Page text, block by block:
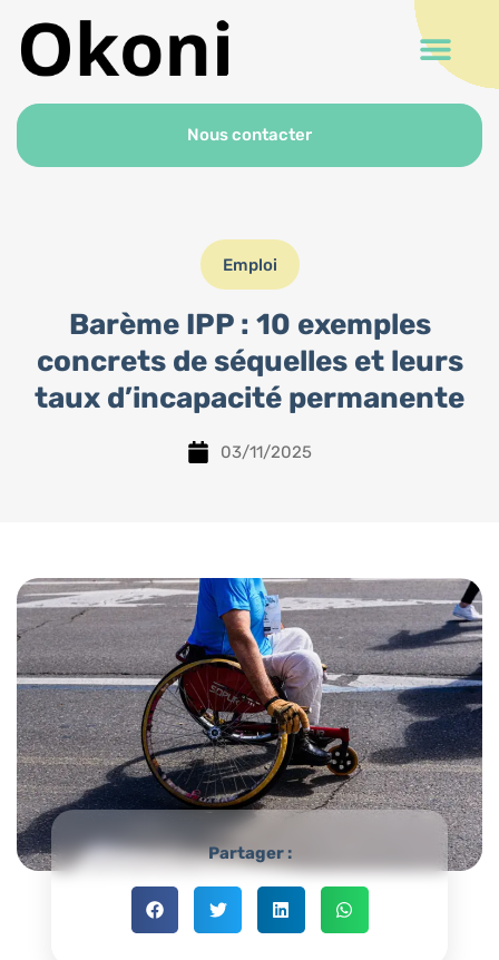
Nous contacter
Emploi
Barème IPP : 10 exemples
concrets de séquelles et leurs
taux d’incapacité permanente
03/11/2025
Partager :